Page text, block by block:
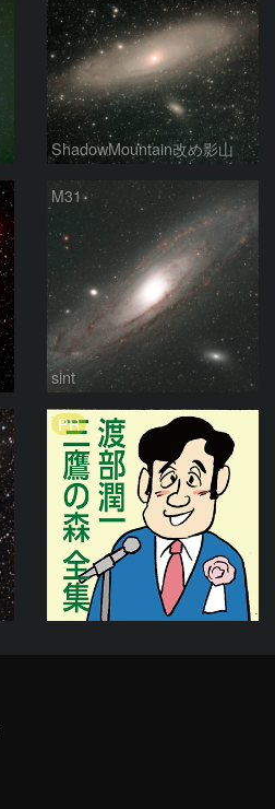
ShadowMountain改め影山
M31
sint
PR